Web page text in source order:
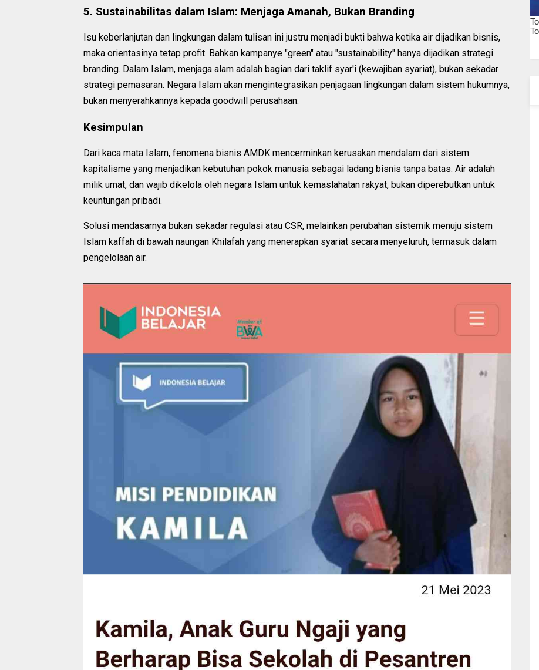
5. Sustainabilitas dalam Islam: Menjaga Amanah, Bukan Branding
Isu keberlanjutan dan lingkungan dalam tulisan ini justru menjadi bukti bahwa ketika air dijadikan bisnis,
maka orientasinya tetap profit. Bahkan kampanye "green" atau "sustainability" hanya dijadikan strategi
branding. Dalam Islam, menjaga alam adalah bagian dari taklif syar'i (kewajiban syariat), bukan sekadar
strategi pemasaran. Negara Islam akan mengintegrasikan penjagaan lingkungan dalam sistem hukumnya,
bukan menyerahkannya kepada goodwill perusahaan.
Kesimpulan
Dari kaca mata Islam, fenomena bisnis AMDK mencerminkan kerusakan mendalam dari sistem
kapitalisme yang menjadikan kebutuhan pokok manusia sebagai ladang bisnis tanpa batas. Air adalah
milik umat, dan wajib dikelola oleh negara Islam untuk kemaslahatan rakyat, bukan diperebutkan untuk
keuntungan pribadi.
Solusi mendasarnya bukan sekadar regulasi atau CSR, melainkan perubahan sistemik menuju sistem
Islam kaffah di bawah naungan Khilafah yang menerapkan syariat secara menyeluruh, termasuk dalam
pengelolaan air.